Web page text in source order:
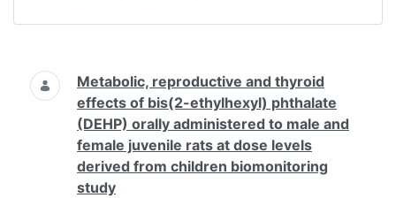
Ricerca
Metabolic, reproductive and thyroid
effects of bis(2-ethylhexyl) phthalate
(DEHP) orally administered to male and
female juvenile rats at dose levels
derived from children biomonitoring
study